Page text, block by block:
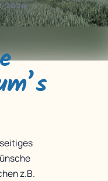
2026
z.B.